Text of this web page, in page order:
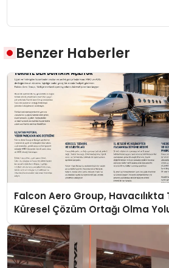
Benzer Haberler
Falcon Aero Group, Havacılıkta
Küresel Çözüm Ortağı Olma